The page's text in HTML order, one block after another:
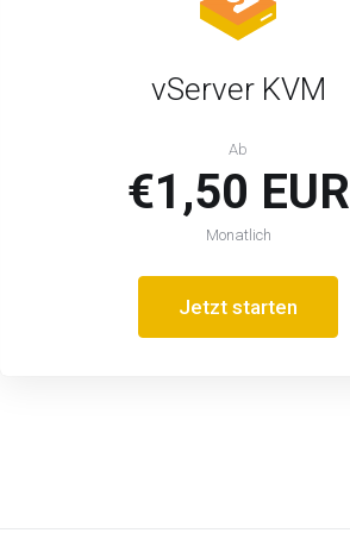
vServer KVM
Ab
€1,50 EUR
Monatlich
Jetzt starten